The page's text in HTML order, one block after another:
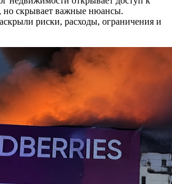
но скрывает важные нюансы.
риски, расходы, ограничения и